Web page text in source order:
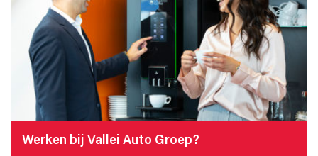
Werken bij Vallei Auto Groep?